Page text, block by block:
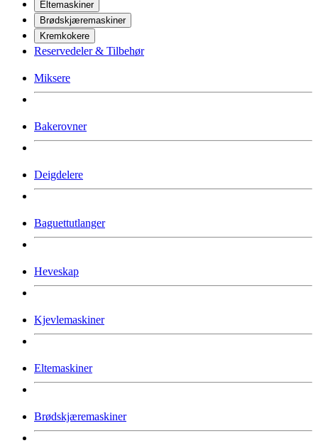
Eltemaskiner
Brødskjæremaskiner
Kremkokere
Reservedeler & Tilbehør
Miksere
Bakerovner
Deigdelere
Baguettutlanger
Heveskap
Kjevlemaskiner
Eltemaskiner
Brødskjæremaskiner